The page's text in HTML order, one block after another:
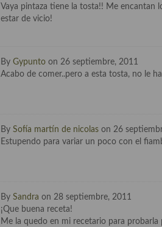
Vaya pintaza tiene la tosta!! Me encantan
estar de vicio!
By Gypunto on 26 septiembre, 2011
Acabo de comer..pero a esta tosta, no le
By Sofía martín de nicolas on 26
Estupendo para variar un poco con el
By Sandra on 28 septiembre, 2011
¡Que buena receta!
Me la quedo en mi recetario para